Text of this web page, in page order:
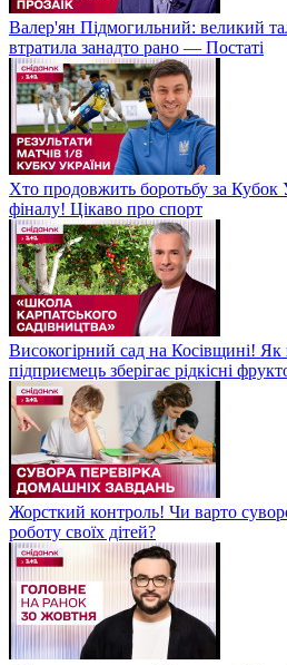
Валер'ян Підмогильний: великий
втратила занадто рано — Постаті
Хто продовжить боротьбу за Кубок
фіналу! Цікаво про спорт
Високогірний сад на Косівщині! Як
підприємець зберігає рідкісні
Жорсткий контроль! Чи варто
роботу своїх дітей?